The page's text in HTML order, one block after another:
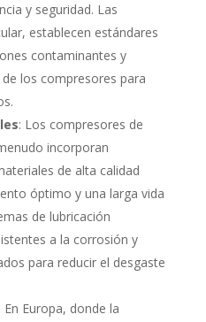
y seguridad. Las
establecen estándares
contaminantes y
los compresores para
: Los compresores de
incorporan
de alta calidad
óptimo y una larga vida
de lubricación
a la corrosión y
para reducir el desgaste
: En Europa, donde la